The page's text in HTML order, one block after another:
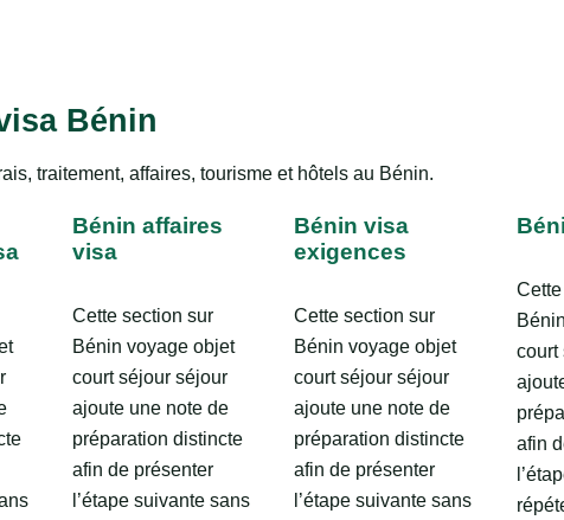
Bénin
traitement, affaires, tourisme et hôtels au Bénin.
Bénin affaires
visa
Cette section sur
Bénin voyage objet
court séjour séjour
ajoute une note de
préparation distincte
afin de présenter
l’étape suivante sans
Bénin visa
exigences
Cette section sur
Bénin voyage objet
court séjour séjour
ajoute une note de
préparation distincte
afin de présenter
l’étape suivante sans
court
afin